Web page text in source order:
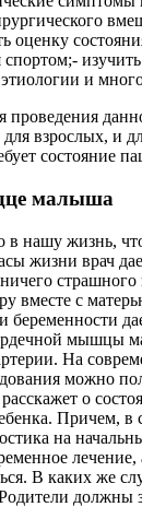
оценку
и
проведения
взрослых, и
состояние
малыша
нашу жизнь,
жизни врач
вместе с
беременности
мышцы
На
можно
о
Причем, в
на
лечение,
В каких же
должны